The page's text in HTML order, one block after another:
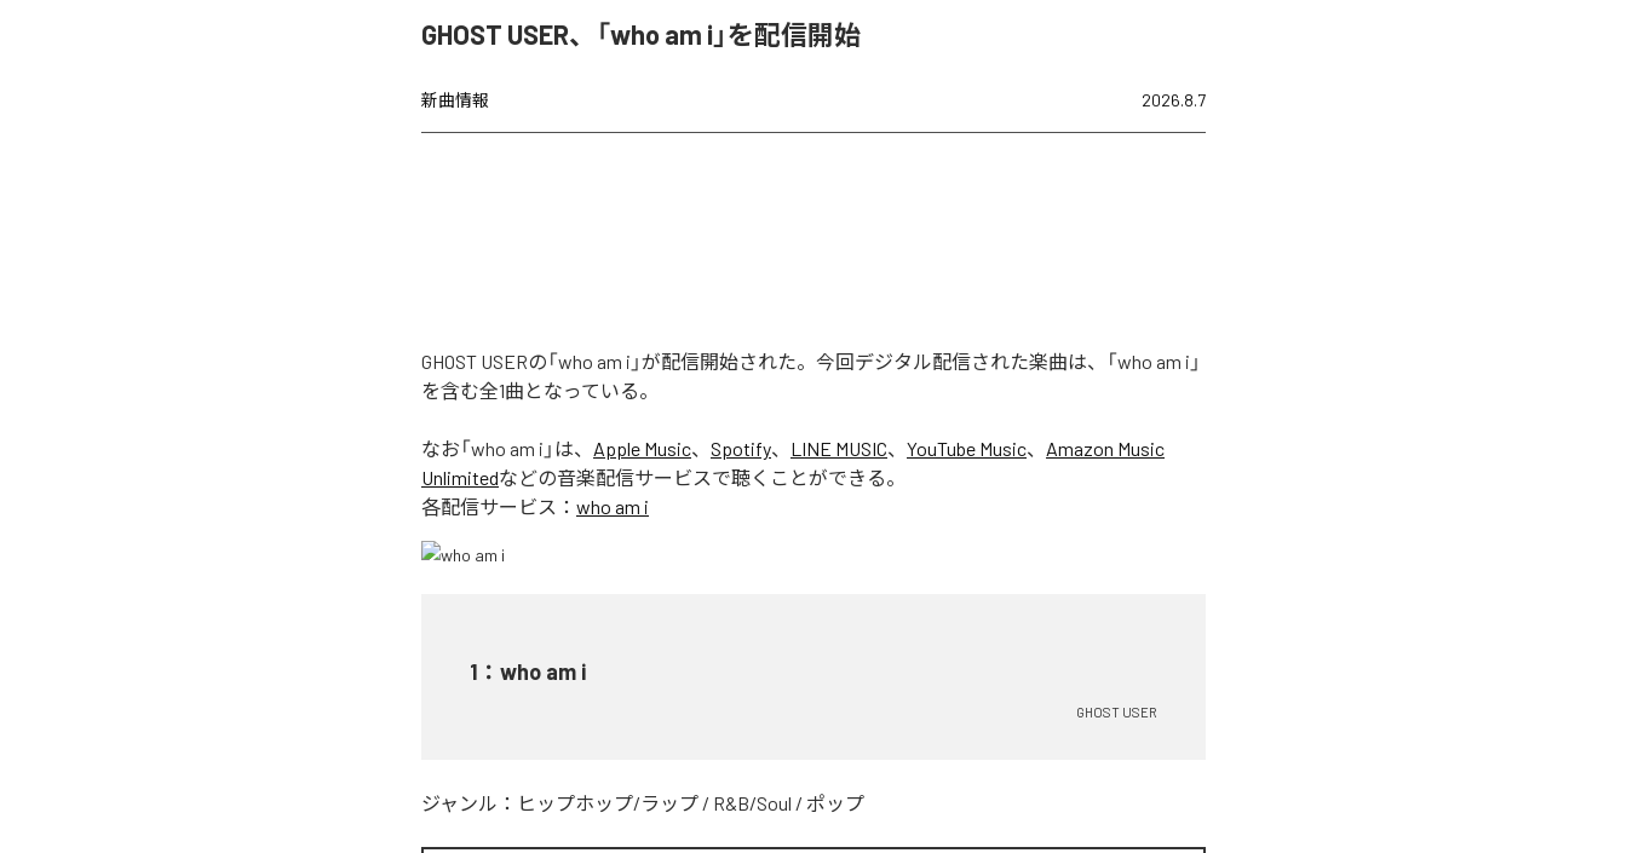
GHOST USER、「who am i」を配信開始
新曲情報 2026.8.7
GHOST USERの「who am i」が配信開始された。今回デジタル配信された楽曲は、「who am i」
を含む全1曲となっている。
なお「who am i 」は、 Apple Music、 Spotify、 LINE MUSIC、 YouTube Music、 Amazon Music
Unlimitedなどの音楽配信サービスで聴くことができる。
各配信サービス： who am i
1 ： who am i
GHOST USER
ジャンル： ヒップホップ/ラップ / R&B/Soul / ポップ